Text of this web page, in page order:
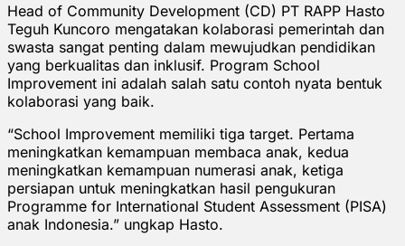
Head of Community Development (CD) PT RAPP Hasto
Teguh Kuncoro mengatakan kolaborasi pemerintah dan
swasta sangat penting dalam mewujudkan pendidikan
yang berkualitas dan inklusif. Program School
Improvement ini adalah salah satu contoh nyata bentuk
kolaborasi yang baik.
“School Improvement memiliki tiga target. Pertama
meningkatkan kemampuan membaca anak, kedua
meningkatkan kemampuan numerasi anak, ketiga
persiapan untuk meningkatkan hasil pengukuran
Programme for International Student Assessment (PISA)
anak Indonesia.” ungkap Hasto.